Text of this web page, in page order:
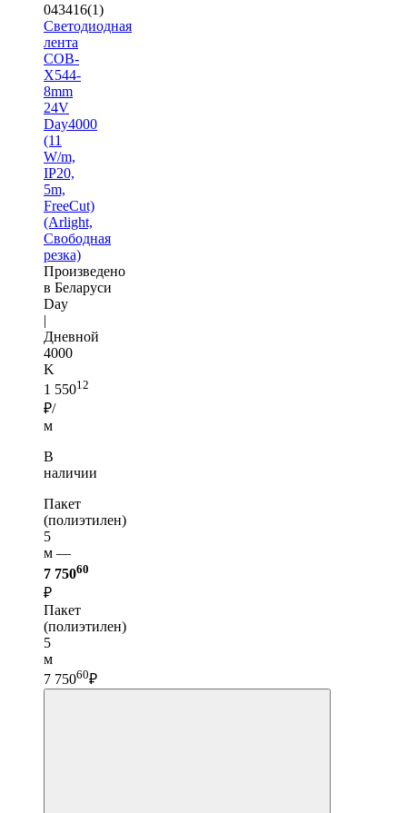
043416(1)
Светодиодная
лента
COB-
X544-
8mm
24V
Day4000
(11
W/m,
IP20,
5m,
FreeCut)
(Arlight,
Свободная
резка)
Произведено
в Беларуси
Day
|
Дневной
4000
K
1 55012
₽/
м
В
наличии
Пакет
(полиэтилен)
5
м —
7 75060
₽
Пакет
(полиэтилен)
5
м
7 75060₽